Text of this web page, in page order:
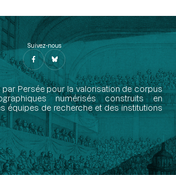
Suivez-nous
Persée pour la valorisation de corpus
numérisés construits en
équipes de recherche et des institutions